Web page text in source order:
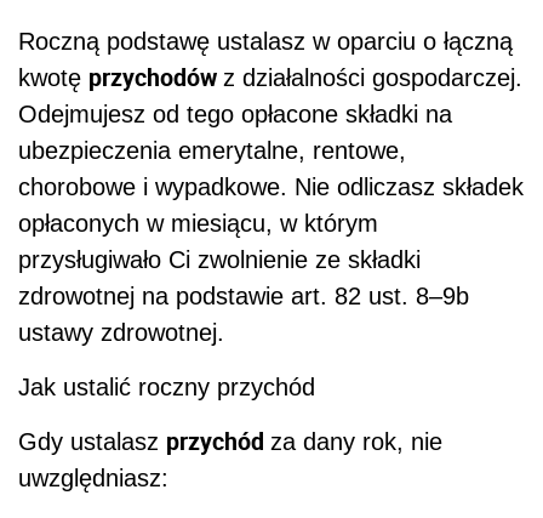
Roczną podstawę ustalasz w oparciu o łączną
kwotę przychodów z działalności gospodarczej.
Odejmujesz od tego opłacone składki na
ubezpieczenia emerytalne, rentowe,
chorobowe i wypadkowe. Nie odliczasz składek
opłaconych w miesiącu, w którym
przysługiwało Ci zwolnienie ze składki
zdrowotnej na podstawie art. 82 ust. 8–9b
ustawy zdrowotnej.
Jak ustalić roczny przychód
Gdy ustalasz przychód za dany rok, nie
uwzględniasz: